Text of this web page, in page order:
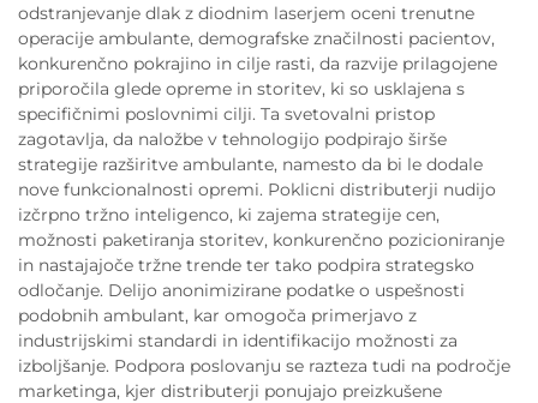
odstranjevanje dlak z diodnim laserjem oceni trenutne
operacije ambulante, demografske značilnosti pacientov,
konkurenčno pokrajino in cilje rasti, da razvije prilagojene
priporočila glede opreme in storitev, ki so usklajena s
specifičnimi poslovnimi cilji. Ta svetovalni pristop
zagotavlja, da naložbe v tehnologijo podpirajo širše
strategije razširitve ambulante, namesto da bi le dodale
nove funkcionalnosti opremi. Poklicni distributerji nudijo
izčrpno tržno inteligenco, ki zajema strategije cen,
možnosti paketiranja storitev, konkurenčno pozicioniranje
in nastajajoče tržne trende ter tako podpira strategsko
odločanje. Delijo anonimizirane podatke o uspešnosti
podobnih ambulant, kar omogoča primerjavo z
industrijskimi standardi in identifikacijo možnosti za
izboljšanje. Podpora poslovanju se razteza tudi na področje
marketinga, kjer distributerji ponujajo preizkušene